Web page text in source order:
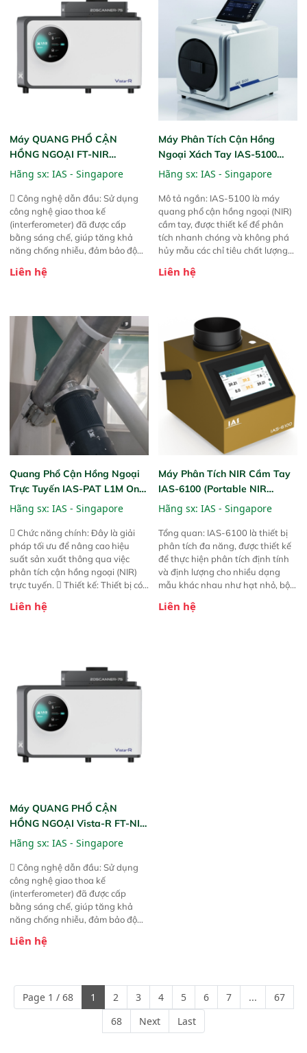
thức ăn chăn nuôi, nguyên liệu
thực phẩm, nông sản,..
liệu để tăng chỉ số ROI cho doanh
Máy QUANG PHỔ CẬN
HỒNG NGOẠI FT-NIR
Analyzer Vista-R
Hãng sx: IAS - Singapore
 Công nghệ dẫn đầu: Sử dụng
công nghệ giao thoa kế
(interferometer) đã được cấp
bằng sáng chế, giúp tăng khả
năng chống nhiễu, đảm bảo độ
Phạm vi ứng dụng rộng: Đáp ứng
ngành công nghiệp khác nhau. 
Độ nhạy cao: Trang bị đầu dò
InGaAs độ nhạy cao, cung cấp
phản hồi phổ tuyến tính đầy đủ,
đảm bảo độ chính xác và khả
năng lặp lại tối ưu.
Liên hệ
Máy Phân Tích Cận Hồng
Ngoại Xách Tay IAS-5100
(Portable NIR Analyzer)
Hãng sx: IAS - Singapore
Mô tả ngắn: IAS-5100 là máy
quang phổ cận hồng ngoại (NIR)
cầm tay, được thiết kế để phân
tích nhanh chóng và không phá
hủy mẫu các chỉ tiêu chất lượng
Thiết bị linh hoạt cho nhiều kịch
trực tiếp ngoài đồng ruộng.
Liên hệ
Quang Phổ Cận Hồng Ngoại
Trực Tuyến IAS-PAT L1M On-
Line NIR
Hãng sx: IAS - Singapore
 Chức năng chính: Đây là giải
pháp tối ưu để nâng cao hiệu
suất sản xuất thông qua việc
phân tích cận hồng ngoại (NIR)
trực tuyến.  Thiết kế: Thiết bị có
hỗ trợ tản nhiệt tăng cường và đã
liệu để tăng chỉ số ROI cho doanh
nghiệp.
Liên hệ
Máy Phân Tích NIR Cầm Tay
IAS-6100 (Portable NIR
Analyzer)
Hãng sx: IAS - Singapore
Tổng quan: IAS-6100 là thiết bị
phân tích đa năng, được thiết kế
để thực hiện phân tích định tính
và định lượng cho nhiều dạng
mẫu khác nhau như hạt nhỏ, bột,
này cho phép bất kỳ ai cũng có
Liên hệ
Máy QUANG PHỔ CẬN
HỒNG NGOẠI Vista-R FT-NIR
(Vista-R FT-NIR Analyzer)
Hãng sx: IAS - Singapore
 Công nghệ dẫn đầu: Sử dụng
công nghệ giao thoa kế
(interferometer) đã được cấp
bằng sáng chế, giúp tăng khả
năng chống nhiễu, đảm bảo độ
Phạm vi ứng dụng rộng: Đáp ứng
ngành công nghiệp khác nhau. 
Độ nhạy cao: Trang bị đầu dò
InGaAs độ nhạy cao, cung cấp
phản hồi phổ tuyến tính đầy đủ,
đảm bảo độ chính xác và khả
Liên hệ
Page 1 / 68 1 2 3 4 5 6 7 ...
67
68
Next Last